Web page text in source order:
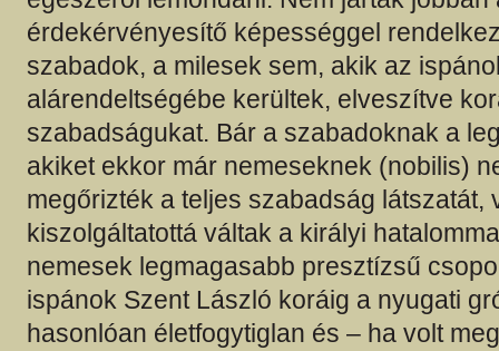
érdekérvényesítő képességgel
szabadok, a milesek sem, akik az
alárendeltségébe kerültek, elveszítve
szabadságukat. Bár a szabadoknak a
akiket ekkor már nemeseknek (nobilis)
megőrizték a teljes szabadság látszatát,
kiszolgáltatottá váltak a királyi
nemesek legmagasabb presztízsű
ispánok Szent László koráig a nyugati
hasonlóan életfogytiglan és – ha volt